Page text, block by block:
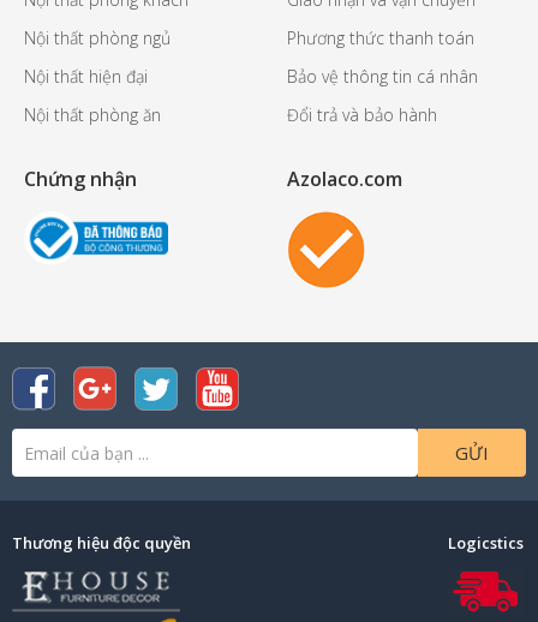
Nội thất phòng ngủ
Nội thất hiện đại
Nội thất phòng ăn
Phương thức thanh toán
Bảo vệ thông tin cá nhân
Đổi trả và bảo hành
Chứng nhận Azolaco.com
GỬI
Thương hiệu độc quyền Logicstics